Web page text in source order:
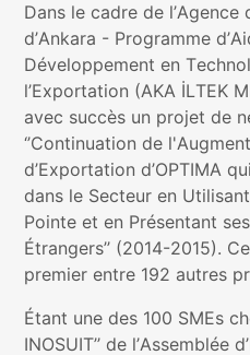
Dans le cadre de
d’Ankara - Programme
Développement en
l’Exportation (AKA İLTEK
avec succès un projet de
‘’Continuation de
d’Exportation d’OPTIMA
dans le Secteur en
Pointe et en Présentant
Étrangers’’ (2014-2015).
premier entre 192 autres
Étant une des 100 SMEs
INOSUIT’’ de l’Assemblée